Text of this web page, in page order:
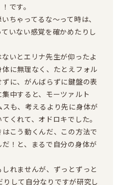
です。
ちゃってるな～って時は、
いない感覚を確かめたりし
いとエリナ先生が仰ったよ
に無理なく、たとえフォル
に、がんばらずに鍵盤の表
中すると、モーツァルト
も、考えるより先に身体が
くれて、オドロキでした。
こう動くんだ、この方法で
！と、まるで自分の身体が
れませんが、ずっとずっと
して自分なりですが研究し